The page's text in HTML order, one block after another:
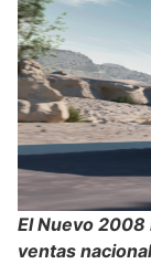
El Nuevo
ventas